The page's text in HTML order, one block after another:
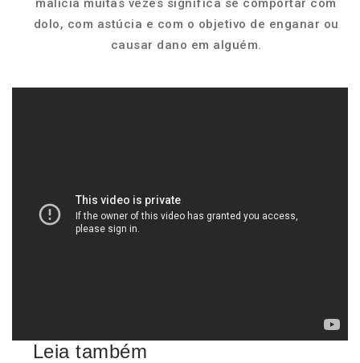
malícia muitas vezes significa se comportar com
dolo, com astúcia e com o objetivo de enganar ou
causar dano em alguém.
Leia também